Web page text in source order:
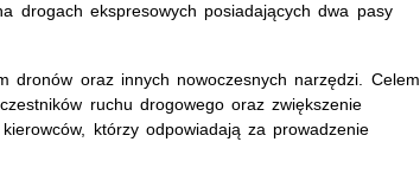
drogach ekspresowych posiadających dwa pasy
dronów oraz innych nowoczesnych narzędzi. Celem
ruchu drogowego oraz zwiększenie
którzy odpowiadają za prowadzenie